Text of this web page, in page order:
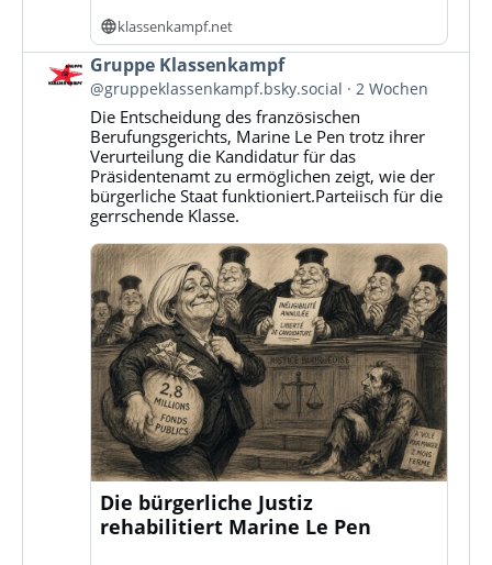
klassenkampf.net
Beitrag
von
Gruppe
Klassenkampf
Bluesky
ansehen
Gruppe Klassenkampf
@gruppeklassenkampf.bsky.social 2 Wochen
Die Entscheidung des französischen
Berufungsgerichts, Marine Le Pen trotz ihrer
Verurteilung die Kandidatur für das
Präsidentenamt zu ermöglichen zeigt, wie der
bürgerliche Staat funktioniert.Parteiisch für die
gerrschende Klasse.
Die bürgerliche Justiz
rehabilitiert Marine Le Pen